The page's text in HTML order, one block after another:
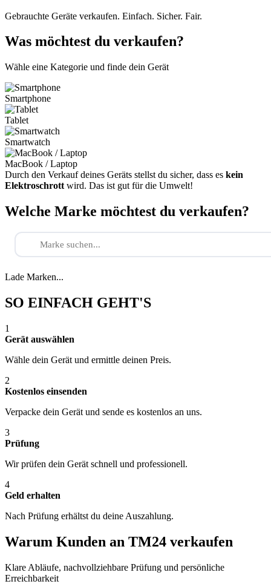
Gebrauchte Geräte verkaufen. Einfach. Sicher. Fair.
Was möchtest du verkaufen?
Wähle eine Kategorie und finde dein Gerät
Smartphone
Tablet
Smartwatch
MacBook / Laptop
Durch den Verkauf deines Geräts stellst du sicher, dass es kein
Elektroschrott wird. Das ist gut für die Umwelt!
Welche Marke möchtest du verkaufen?
Lade Marken...
SO EINFACH GEHT'S
1
Gerät auswählen
Wähle dein Gerät und ermittle deinen Preis.
2
Kostenlos einsenden
Verpacke dein Gerät und sende es kostenlos an uns.
3
Prüfung
Wir prüfen dein Gerät schnell und professionell.
4
Geld erhalten
Nach Prüfung erhältst du deine Auszahlung.
Warum Kunden an TM24 verkaufen
Klare Abläufe, nachvollziehbare Prüfung und persönliche
Erreichbarkeit